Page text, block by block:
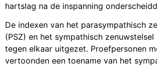
hartslag na de inspanning
De indexen van het parasympathisch
(PSZ) en het sympathisch zenuwstelsel
tegen elkaar uitgezet. Proefpersonen
vertoonden een toename van het